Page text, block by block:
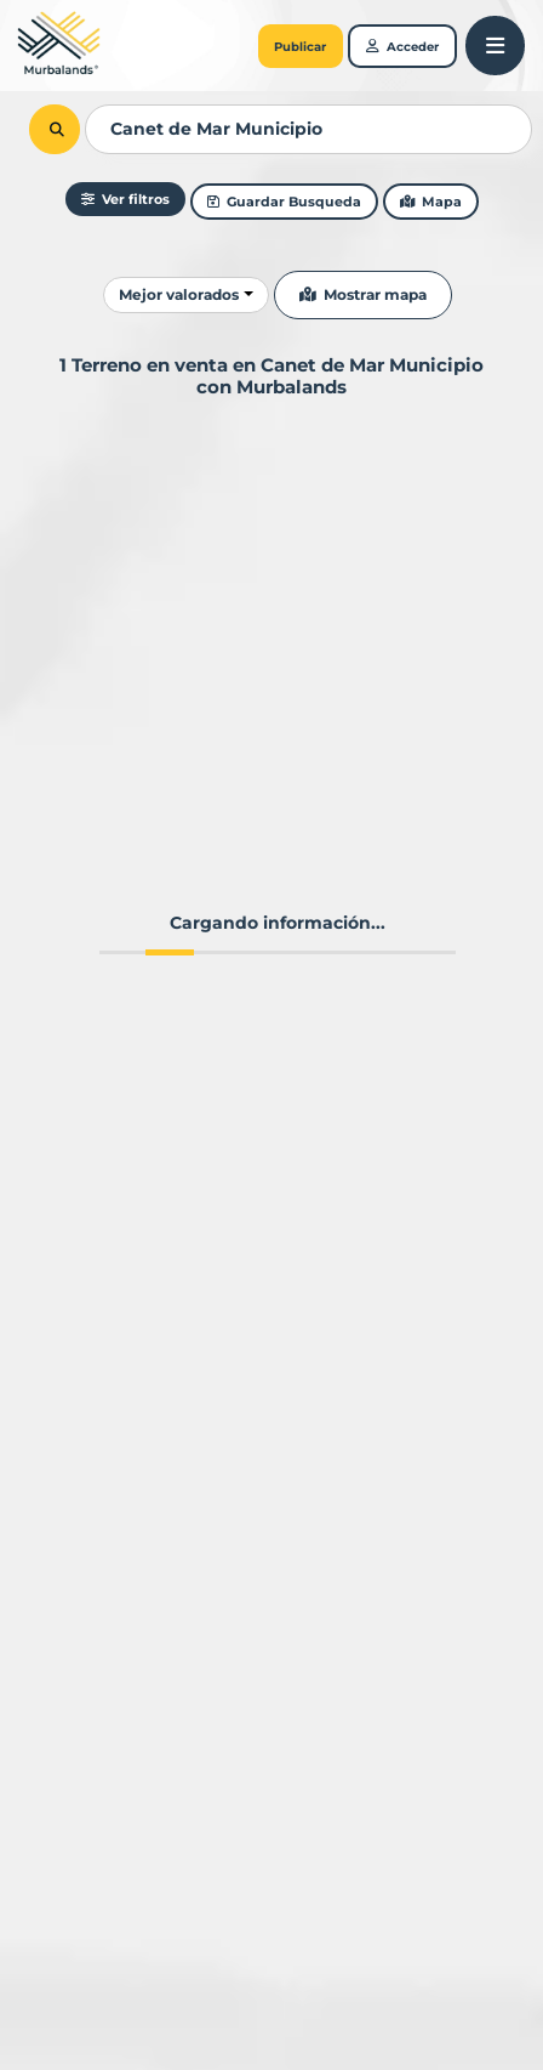
Publicar Acceder
Ver filtros Guardar Busqueda Mapa
Ordenar resultados
Mejor valorados Mostrar mapa
1 Terreno en venta en Canet de Mar Municipio
con Murbalands
Cargando información...